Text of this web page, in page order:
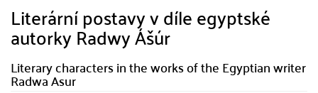
Literární postavy v díle egyptské
autorky Radwy Ášúr
Literary characters in the works of the Egyptian writer
Radwa Asur